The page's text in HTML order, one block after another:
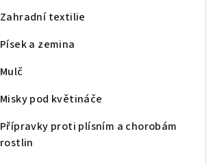
Zahradní textilie
Písek a zemina
Mulč
Misky pod květináče
Přípravky proti plísním a chorobám
rostlin